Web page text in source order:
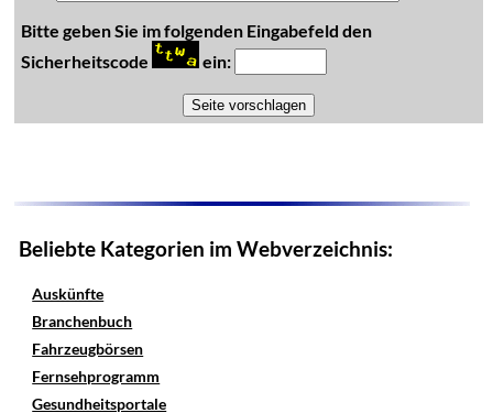
Bitte geben Sie im folgenden Eingabefeld den
Sicherheitscode
ein:
Beliebte Kategorien im Webverzeichnis:
Auskünfte
Branchenbuch
Fahrzeugbörsen
Fernsehprogramm
Gesundheitsportale